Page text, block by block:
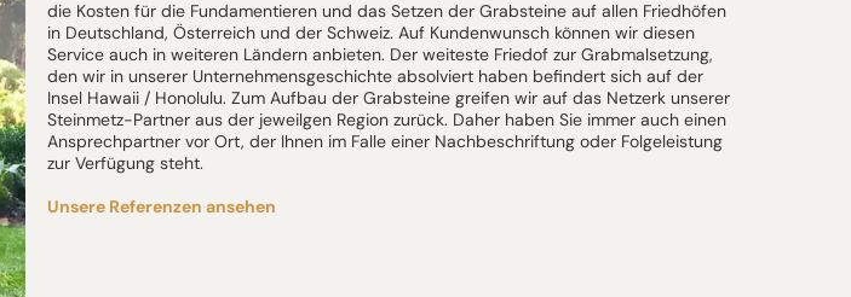
die Kosten für die Fundamentieren und das Setzen der Grabsteine auf allen Friedhöfen
in Deutschland, Österreich und der Schweiz. Auf Kundenwunsch können wir diesen
Service auch in weiteren Ländern anbieten. Der weiteste Friedof zur Grabmalsetzung,
den wir in unserer Unternehmensgeschichte absolviert haben befindert sich auf der
Insel Hawaii / Honolulu. Zum Aufbau der Grabsteine greifen wir auf das Netzerk unserer
Steinmetz-Partner aus der jeweilgen Region zurück. Daher haben Sie immer auch einen
Ansprechpartner vor Ort, der Ihnen im Falle einer Nachbeschriftung oder Folgeleistung
zur Verfügung steht.
Unsere Referenzen ansehen